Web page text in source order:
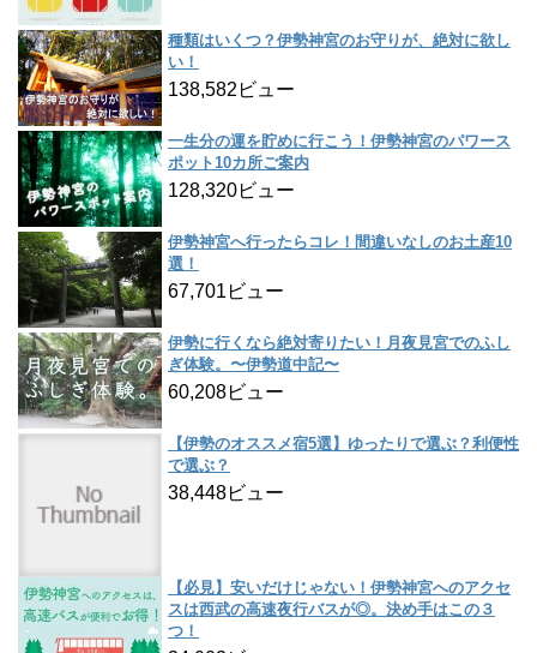
種類はいくつ？伊勢神宮のお守りが、絶対に欲し
い！
138,582ビュー
一生分の運を貯めに行こう！伊勢神宮のパワース
ポット10カ所ご案内
128,320ビュー
伊勢神宮へ行ったらコレ！間違いなしのお土産10
選！
67,701ビュー
伊勢に行くなら絶対寄りたい！月夜見宮でのふし
ぎ体験。〜伊勢道中記〜
60,208ビュー
【伊勢のオススメ宿5選】ゆったりで選ぶ？利便性
で選ぶ？
38,448ビュー
【必見】安いだけじゃない！伊勢神宮へのアクセ
スは西武の高速夜行バスが◎。決め手はこの３
つ！